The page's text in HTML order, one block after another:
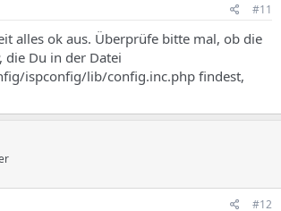
#11
alles ok aus. Überprüfe bitte mal, ob die
die Du in der Datei
ispconfig/lib/config.inc.php findest,
#12